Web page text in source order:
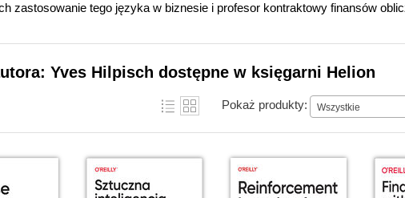
zastosowanie tego języka w biznesie i profesor kontraktowy finansów
Yves Hilpisch dostępne w księgarni Helion
Pokaż produkty: Wszystkie